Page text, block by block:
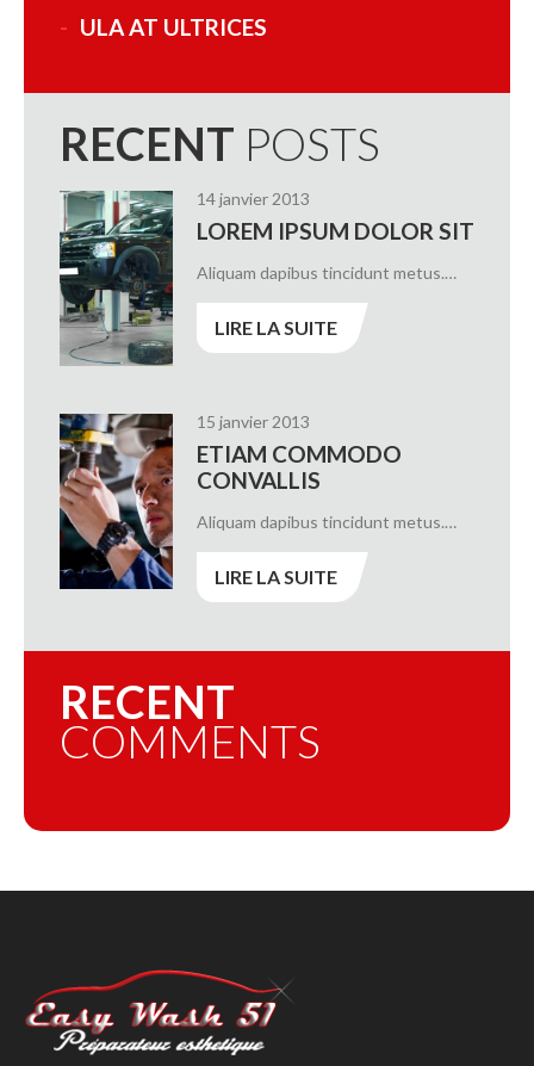
ULA AT ULTRICES
RECENT POSTS
14 janvier 2013
LOREM IPSUM DOLOR SIT
Aliquam dapibus tincidunt metus.…
LIRE LA SUITE
15 janvier 2013
ETIAM COMMODO
CONVALLIS
Aliquam dapibus tincidunt metus.…
LIRE LA SUITE
RECENT
COMMENTS